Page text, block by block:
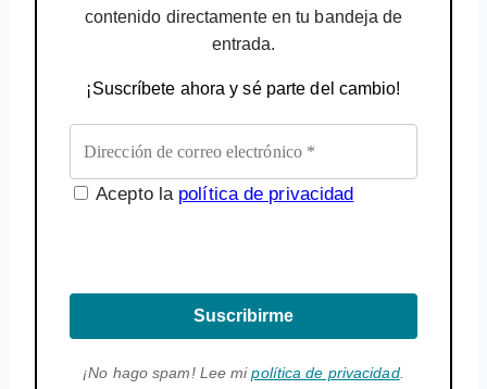
contenido directamente en tu bandeja de
entrada.
¡Suscríbete ahora y sé parte del cambio!
Acepto la política de privacidad
Suscribirme
¡No hago spam! Lee mipolítica de privacidad.